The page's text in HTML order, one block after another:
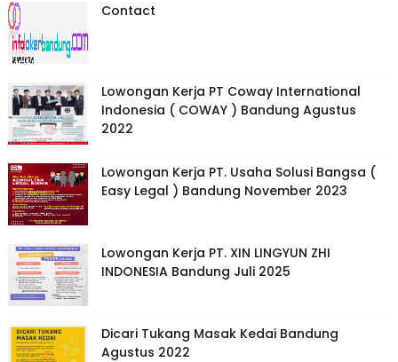
Contact
Lowongan Kerja PT Coway International
Indonesia ( COWAY ) Bandung Agustus
2022
Lowongan Kerja PT. Usaha Solusi Bangsa (
Easy Legal ) Bandung November 2023
Lowongan Kerja PT. XIN LINGYUN ZHI
INDONESIA Bandung Juli 2025
Dicari Tukang Masak Kedai Bandung
Agustus 2022